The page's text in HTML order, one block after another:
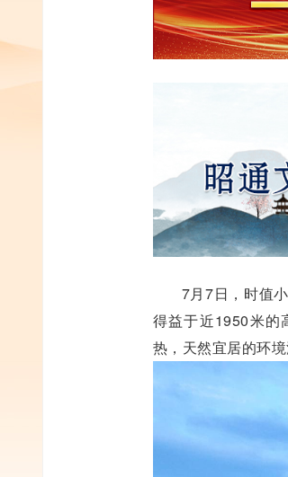
7月7日，时值
得益于近1950米
热，天然宜居的环境